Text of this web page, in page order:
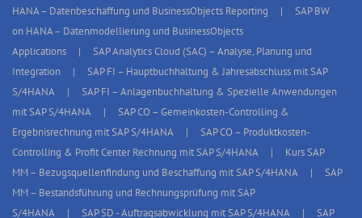
HANA – Datenbeschaffung und BusinessObjects Reporting
SAP BW
on HANA – Datenmodellierung und BusinessObjects
Applications
SAP Analytics Cloud (SAC) – Analyse, Planung und
Integration
SAP FI – Hauptbuchhaltung & Jahresabschluss mit SAP
S/4HANA
SAP FI – Anlagenbuchhaltung & Spezielle Anwendungen
mit SAP S/4HANA
SAP CO – Gemeinkosten-Controlling &
Ergebnisrechnung mit SAP S/4HANA
SAP CO – Produktkosten-
Controlling & Profit Center Rechnung mit SAP S/4HANA
Kurs SAP
MM – Bezugsquellenfindung und Beschaffung mit SAP S/4HANA
SAP
MM – Bestandsführung und Rechnungsprüfung mit SAP
S/4HANA
SAP SD - Auftragsabwicklung mit SAP S/4HANA
SAP